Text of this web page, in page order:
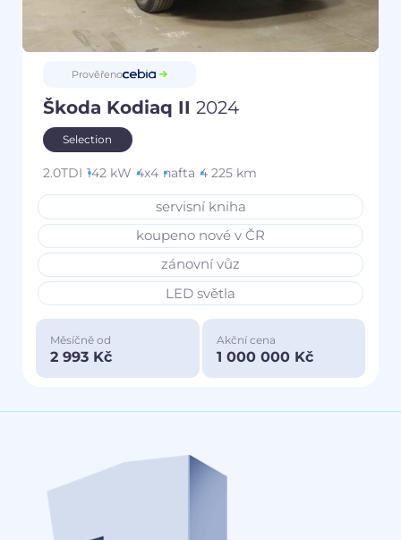
Prověřeno
Škoda Kodiaq II 2024
Selection
2.0TDI 142 kW 4x4 nafta 4 225 km
servisní kniha
koupeno nové v ČR
zánovní vůz
LED světla
Měsíčně od
2 993 Kč
Akční cena
1 000 000 Kč